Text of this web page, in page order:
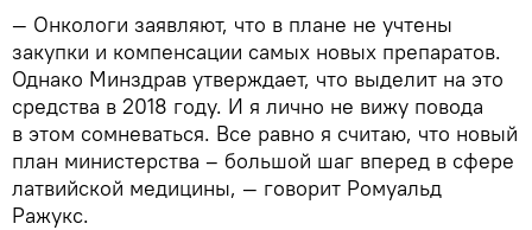
— Онкологи заявляют, что в плане не учтены
закупки и компенсации самых новых препаратов.
Однако Минздрав утверждает, что выделит на это
средства в 2018 году. И я лично не вижу повода
в этом сомневаться. Все равно я считаю, что новый
план министерства – большой шаг вперед в сфере
латвийской медицины, — говорит Ромуальд
Ражукс.